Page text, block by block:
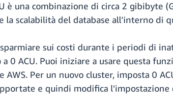
è una combinazione di circa 2 gibibyte
la scalabilità del database all'interno di
sui costi durante i periodi di
0 ACU. Puoi iniziare a usare questa
AWS. Per un nuovo cluster, imposta 0
e quindi modifica l'impostazione